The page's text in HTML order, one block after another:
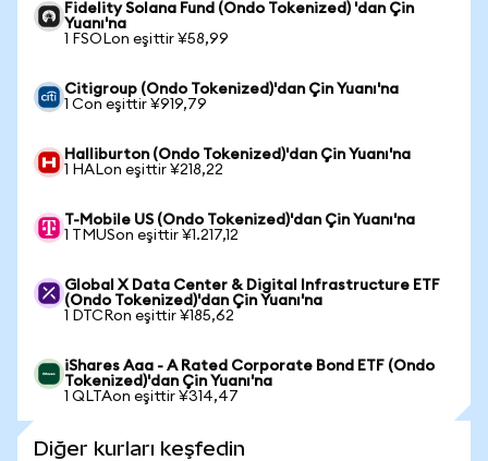
Fidelity Solana Fund (Ondo Tokenized) 'dan Çin
Yuanı'na
1 FSOLon eşittir ¥58,99
Citigroup (Ondo Tokenized)'dan Çin Yuanı'na
1 Con eşittir ¥919,79
Halliburton (Ondo Tokenized)'dan Çin Yuanı'na
1 HALon eşittir ¥218,22
T-Mobile US (Ondo Tokenized)'dan Çin Yuanı'na
1 TMUSon eşittir ¥1.217,12
Global X Data Center & Digital Infrastructure ETF
(Ondo Tokenized)'dan Çin Yuanı'na
1 DTCRon eşittir ¥185,62
iShares Aaa - A Rated Corporate Bond ETF (Ondo
Tokenized)'dan Çin Yuanı'na
1 QLTAon eşittir ¥314,47
Diğer kurları keşfedin